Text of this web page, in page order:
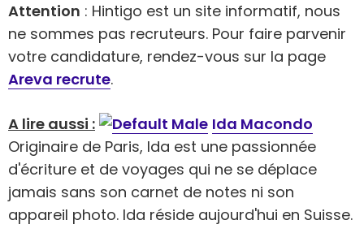
Attention : Hintigo est un site informatif, nous
ne sommes pas recruteurs. Pour faire parvenir
votre candidature, rendez-vous sur la page
Areva recrute.
A lire aussi :
Ida Macondo
Originaire de Paris, Ida est une passionnée
d'écriture et de voyages qui ne se déplace
jamais sans son carnet de notes ni son
appareil photo. Ida réside aujourd'hui en Suisse.